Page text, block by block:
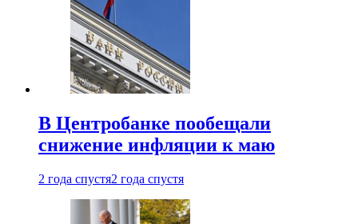
В Центробанке пообещали
снижение инфляции к маю
2 года спустя2 года спустя